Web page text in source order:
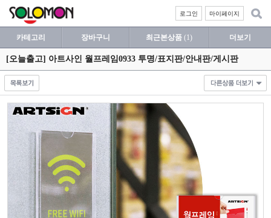
마이페이지
로그인
카테고리 장바구니 최근본상품 (1) 더보기
[오늘출고] 아트사인 월프레임0933 투명/표지판/안내판/게시판